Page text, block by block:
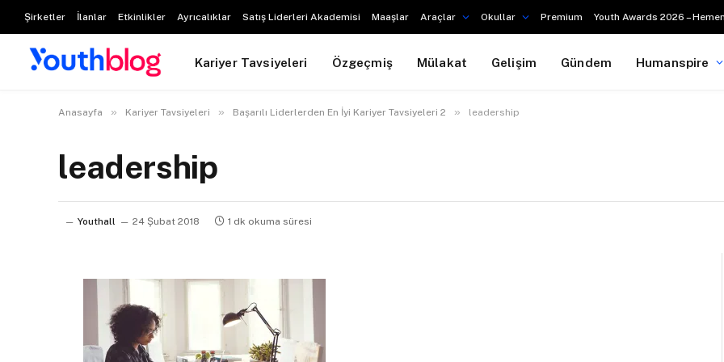
Şirketler İlanlar Etkinlikler Ayrıcalıklar Satış Liderleri Akademisi Maaşlar Araçlar Okullar Premium Youth Awards 2026 –
Kariyer Tavsiyeleri Özgeçmiş Mülakat Gelişim Gündem Humanspire
Anasayfa » Kariyer Tavsiyeleri » Başarılı Liderlerden En İyi Kariyer Tavsiyeleri 2 » leadership
leadership
Youthall 24 Şubat 2018 1 dk okuma süresi